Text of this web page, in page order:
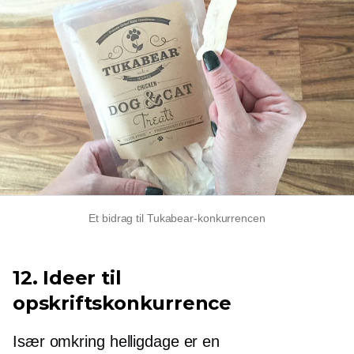
Et bidrag til Tukabear-konkurrencen
12. Ideer til
opskriftskonkurrence
Især omkring helligdage er en